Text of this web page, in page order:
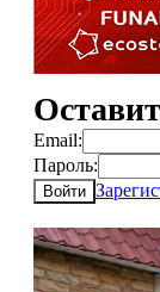
Email:
Пароль:
Войти